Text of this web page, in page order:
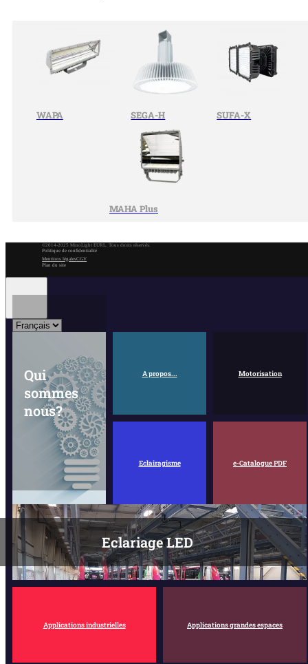
WAPA SEGA-H SUFA-X
MAHA Plus
©2014-2025 MinoLight EURL. Tous droits réservés.
Politique de confidentialité
Mentions légalesCGV
Plan du site
Qui
sommes
nous?
A propos... Motorisation
Eclairagisme e-Catalogue PDF
Eclariage LED
Applications grandes espaces
Applications industrielles